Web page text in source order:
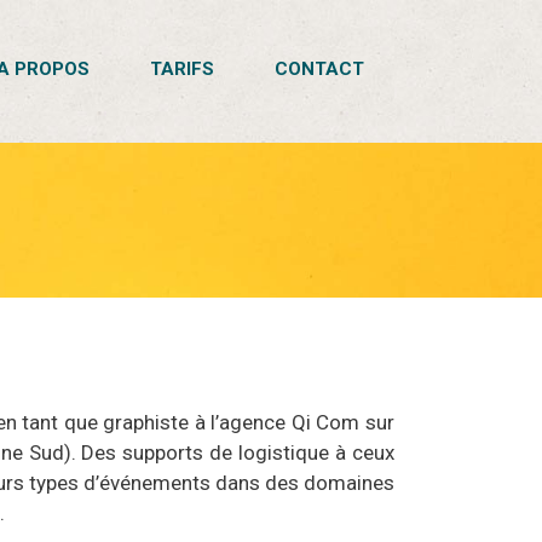
PROPOS TARIFS CONTACT
tant que graphiste à l’agence Qi Com sur
Sud). Des supports de logistique à ceux
types d’événements dans des domaines